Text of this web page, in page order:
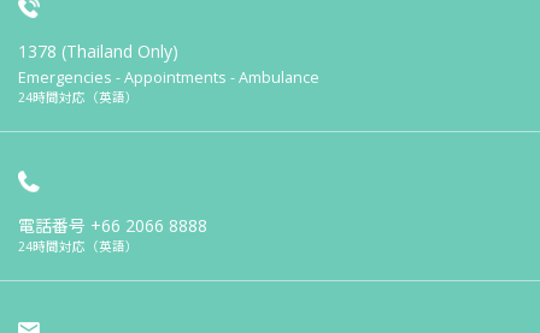
1378 (Thailand Only)
Emergencies - Appointments - Ambulance
24時間対応（英語）
電話番号 +66 2066 8888
24時間対応（英語）